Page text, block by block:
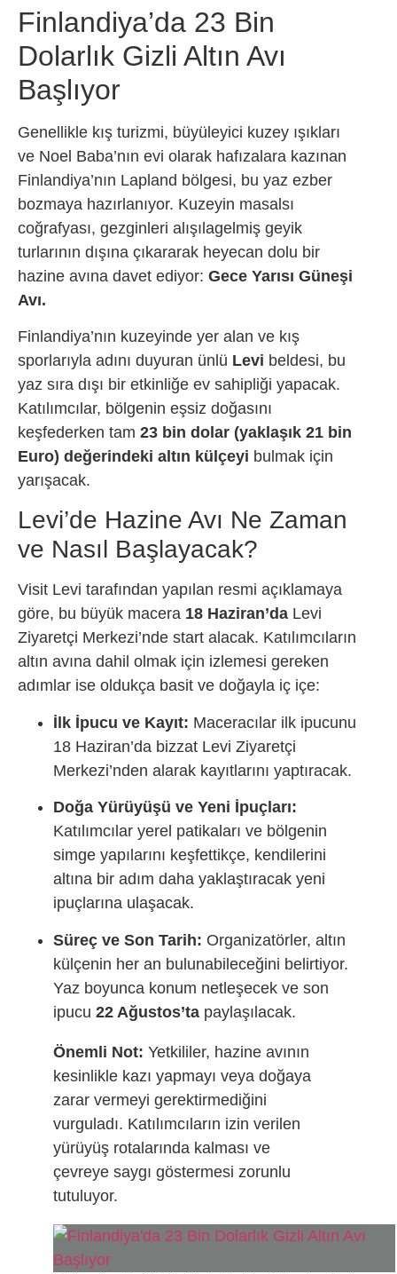
Finlandiya’da 23 Bin
Dolarlık Gizli Altın Avı
Başlıyor
Genellikle kış turizmi, büyüleyici kuzey ışıkları
ve Noel Baba’nın evi olarak hafızalara kazınan
Finlandiya’nın Lapland bölgesi, bu yaz ezber
bozmaya hazırlanıyor. Kuzeyin masalsı
coğrafyası, gezginleri alışılagelmiş geyik
turlarının dışına çıkararak heyecan dolu bir
hazine avına davet ediyor: Gece Yarısı Güneşi
Avı.
Finlandiya’nın kuzeyinde yer alan ve kış
sporlarıyla adını duyuran ünlü Levi beldesi, bu
yaz sıra dışı bir etkinliğe ev sahipliği yapacak.
Katılımcılar, bölgenin eşsiz doğasını
keşfederken tam 23 bin dolar (yaklaşık 21 bin
Euro) değerindeki altın külçeyi bulmak için
yarışacak.
Levi’de Hazine Avı Ne Zaman
ve Nasıl Başlayacak?
Visit Levi tarafından yapılan resmi açıklamaya
göre, bu büyük macera 18 Haziran’da Levi
Ziyaretçi Merkezi’nde start alacak. Katılımcıların
altın avına dahil olmak için izlemesi gereken
adımlar ise oldukça basit ve doğayla iç içe:
İlk İpucu ve Kayıt: Maceracılar ilk ipucunu
18 Haziran’da bizzat Levi Ziyaretçi
Merkezi’nden alarak kayıtlarını yaptıracak.
Doğa Yürüyüşü ve Yeni İpuçları:
Katılımcılar yerel patikaları ve bölgenin
simge yapılarını keşfettikçe, kendilerini
altına bir adım daha yaklaştıracak yeni
ipuçlarına ulaşacak.
Süreç ve Son Tarih: Organizatörler, altın
külçenin her an bulunabileceğini belirtiyor.
Yaz boyunca konum netleşecek ve son
ipucu 22 Ağustos’ta paylaşılacak.
Önemli Not: Yetkililer, hazine avının
kesinlikle kazı yapmayı veya doğaya
zarar vermeyi gerektirmediğini
vurguladı. Katılımcıların izin verilen
yürüyüş rotalarında kalması ve
çevreye saygı göstermesi zorunlu
tutuluyor.